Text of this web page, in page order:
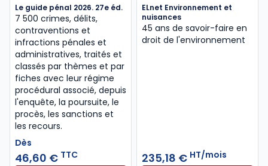
Le guide pénal 2026. 27e éd.
7 500 crimes, délits,
contraventions et
infractions pénales et
administratives, traités et
classés par thèmes et par
fiches avec leur régime
procédural associé, depuis
l'enquête, la poursuite, le
procès, les sanctions et
les recours.
Dès
46,60 € TTC
ELnet Environnement et
nuisances
45 ans de savoir-faire en
droit de l'environnement
235,18 € HT/mois